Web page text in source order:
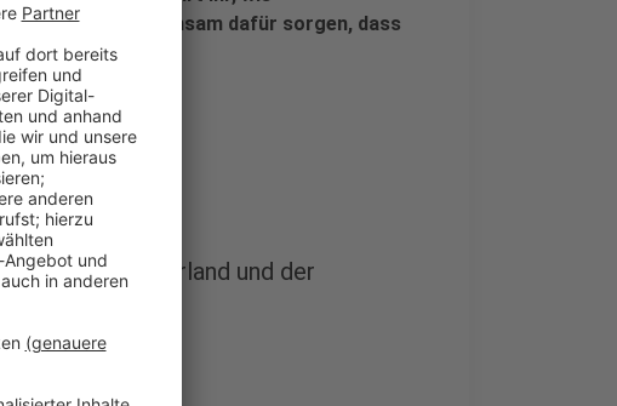
wie wir gemeinsam dafür sorgen, dass
bleibt.
Münsterland und der